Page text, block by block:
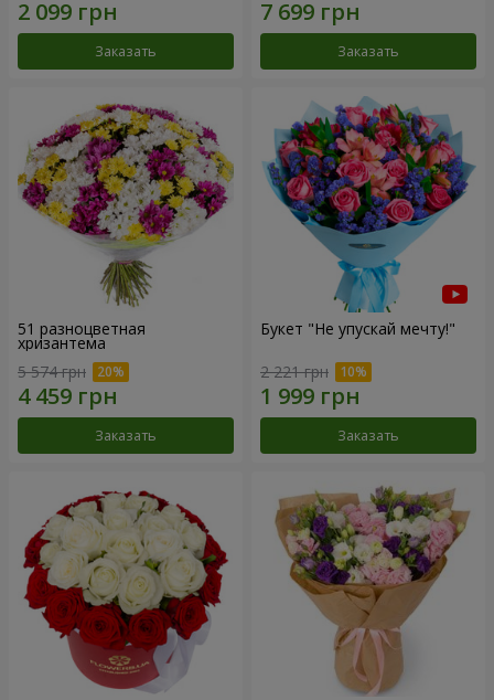
Заказать Заказать
51 разноцветная
хризантема
5 574 грн
Заказать
Букет "Не упускай мечту!"
2 221 грн
Заказать